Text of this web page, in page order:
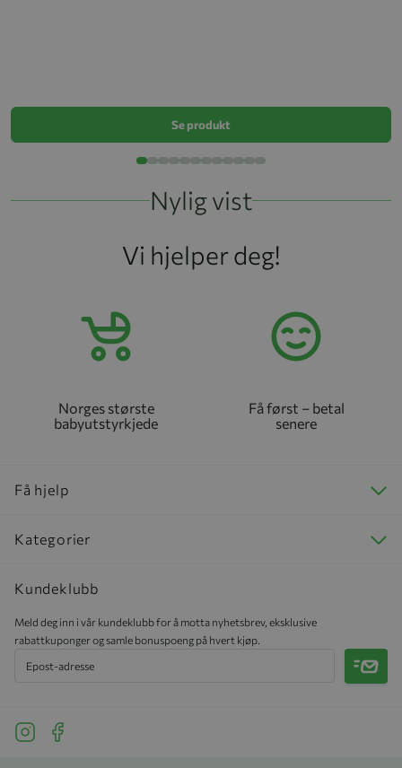
Se produkt
Nylig vist
Vi hjelper deg!
Norges største
babyutstyrkjede
Få først – betal
senere
Få hjelp
Kategorier
Kundeklubb
Meld deg inn i vår kundeklubb for å motta nyhetsbrev, eksklusive
rabattkuponger og samle bonuspoeng på hvert kjøp.
Meld
See our Instagram
See our Facebook